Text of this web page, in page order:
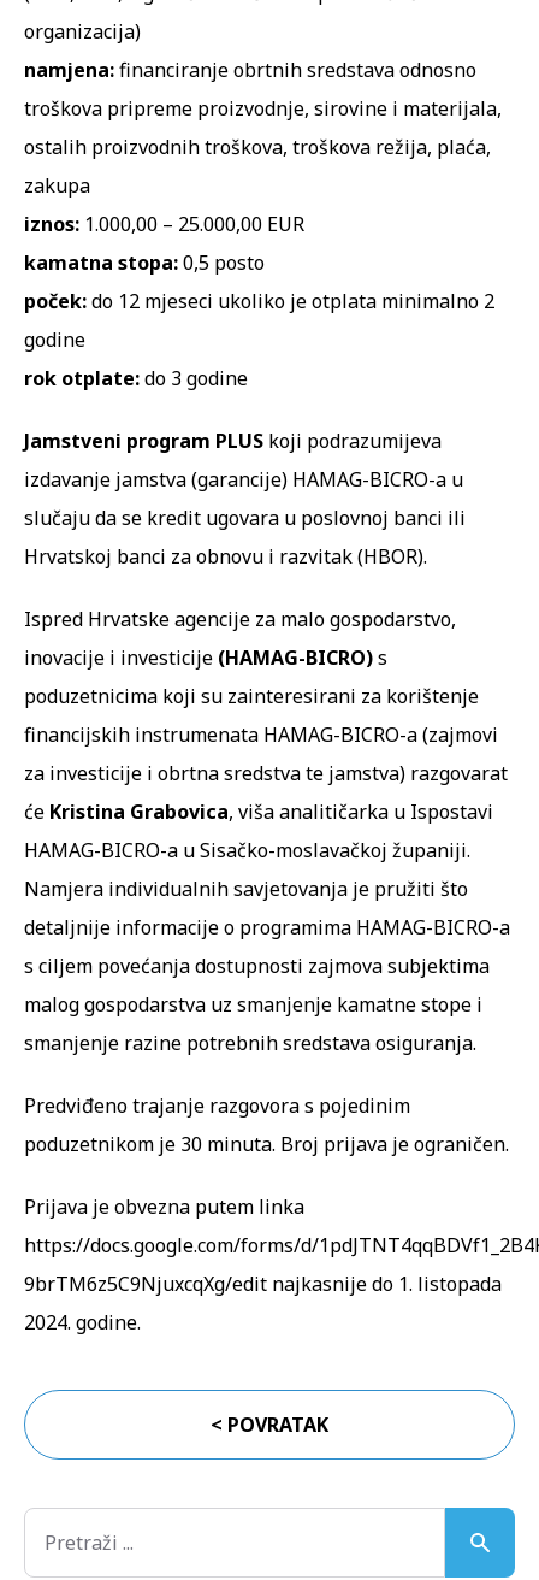
organizacija)
namjena:financiranje obrtnih sredstava odnosno
troškova pripreme proizvodnje, sirovine i materijala,
ostalih proizvodnih troškova, troškova režija, plaća,
zakupa
iznos: 1.000,00 – 25.000,00 EUR
kamatna stopa:0,5 posto
poček:do 12 mjeseci ukoliko je otplata minimalno 2
godine
rok otplate:do 3 godine
Jamstveni program PLUS koji podrazumijeva
izdavanje jamstva (garancije) HAMAG-BICRO-a u
slučaju da se kredit ugovara u poslovnoj banci ili
Hrvatskoj banci za obnovu i razvitak (HBOR).
Ispred Hrvatske agencije za malo gospodarstvo,
inovacije i investicije (HAMAG-BICRO)s
poduzetnicima koji su zainteresirani za korištenje
financijskih instrumenata HAMAG-BICRO-a (zajmovi
za investicije i obrtna sredstva te jamstva) razgovarat
će Kristina Grabovica, viša analitičarka u Ispostavi
HAMAG-BICRO-a u Sisačko-moslavačkoj županiji.
Namjera individualnih savjetovanja je pružiti što
detaljnije informacije o programima HAMAG-BICRO-a
s ciljem povećanja dostupnosti zajmova subjektima
malog gospodarstva uz smanjenje kamatne stope i
smanjenje razine potrebnih sredstava osiguranja.
Predviđeno trajanje razgovora s pojedinim
poduzetnikom je 30 minuta. Broj prijava je ograničen.
Prijava je obvezna putem linka
https://docs.google.com/forms/d/
9brTM6z5C9NjuxcqXg/edit najkasnije do 1. listopada
2024. godine.
< POVRATAK